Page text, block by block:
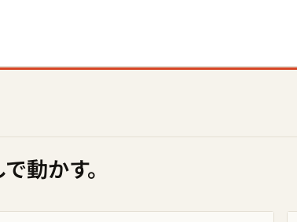
動かす。